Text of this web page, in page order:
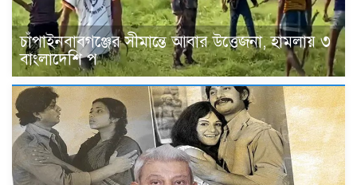
চাঁপাইনবাবগঞ্জের সীমান্তে আবার উত্তেজনা, হামলায় ৩
বাংলাদেশি প